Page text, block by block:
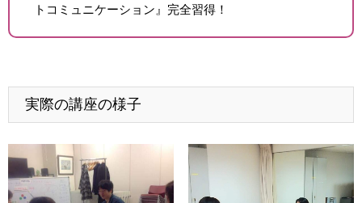
トコミュニケーション』完全習得！
実際の講座の様子